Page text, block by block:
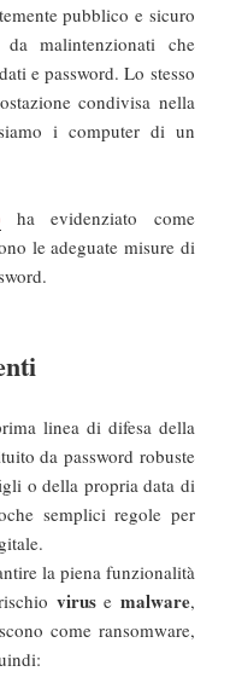
pubblico e sicuro
malintenzionati che
e password. Lo stesso
condivisa nella
i computer di un
ha evidenziato come
le adeguate misure di
linea di difesa della
da password robuste
o della propria data di
semplici regole per
la piena funzionalità
viruse malware,
come ransomware,